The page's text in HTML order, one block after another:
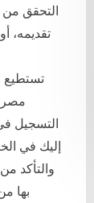
التحقق من
تقديمه،
مصر
التسجيل
إليك في
والتأكد
بها